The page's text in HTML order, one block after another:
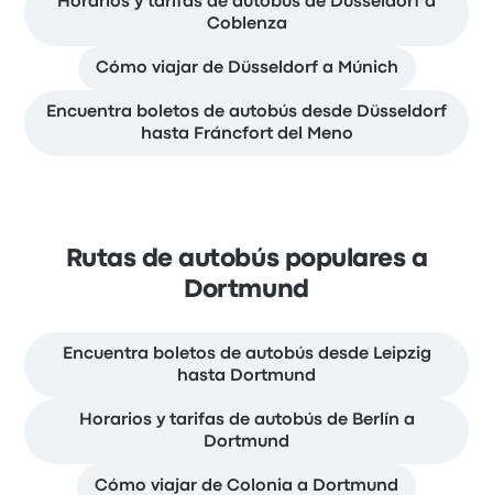
Coblenza
Cómo viajar de Düsseldorf a Múnich
Encuentra boletos de autobús desde Düsseldorf
hasta Fráncfort del Meno
Rutas de autobús populares a
Dortmund
Encuentra boletos de autobús desde Leipzig
hasta Dortmund
Horarios y tarifas de autobús de Berlín a
Dortmund
Cómo viajar de Colonia a Dortmund